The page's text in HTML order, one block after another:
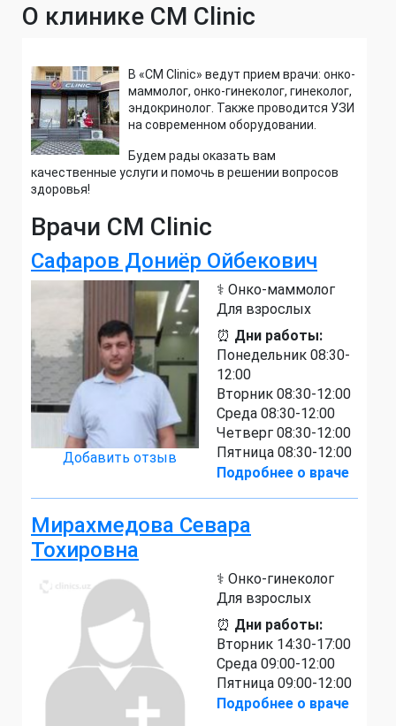
О клинике CM Clinic
В «CM Clinic» ведут прием врачи: онко-
маммолог, онко-гинеколог, гинеколог,
эндокринолог. Также проводится УЗИ
на современном оборудовании.
Будем рады оказать вам
качественные услуги и помочь в решении вопросов
здоровья!
Врачи CM Clinic
Сафаров Дониёр Ойбекович
Добавить отзыв
⚕️ Онко-маммолог
Для взрослых
⏰ Дни работы:
Понедельник 08:30-
12:00
Вторник 08:30-12:00
Среда 08:30-12:00
Четверг 08:30-12:00
Пятница 08:30-12:00
Подробнее о враче
Мирахмедова Севара
Тохировна
⚕️ Онко-гинеколог
Для взрослых
⏰ Дни работы:
Вторник 14:30-17:00
Среда 09:00-12:00
Пятница 09:00-12:00
Подробнее о враче